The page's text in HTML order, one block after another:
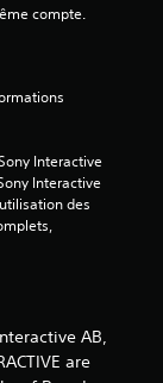
compte.
Interactive
Interactive
des
AB,
are